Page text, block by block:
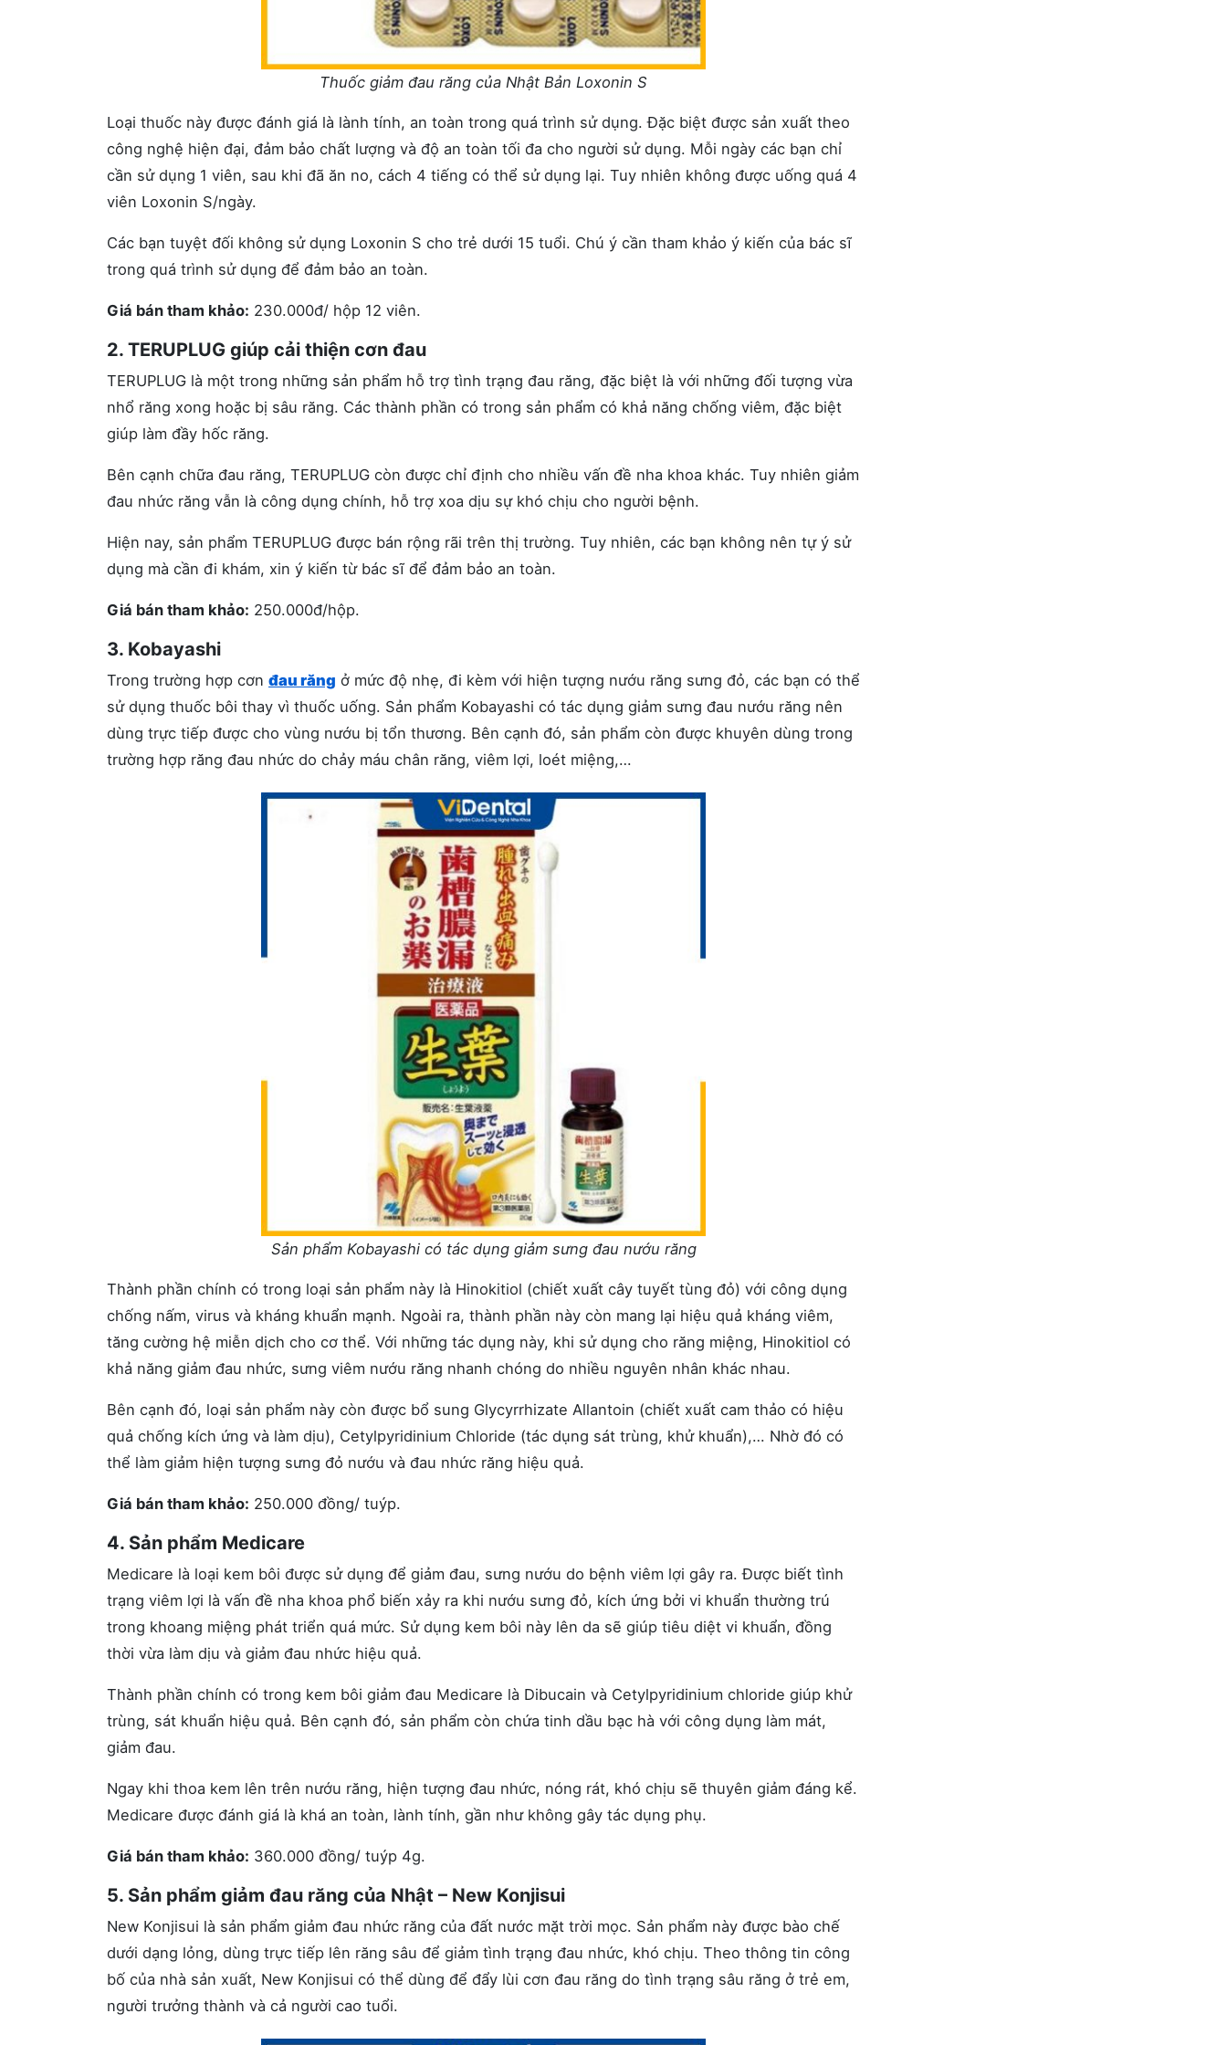
Thuốc giảm đau răng của Nhật Bản Loxonin S
Loại thuốc này được đánh giá là lành tính, an toàn trong quá trình sử dụng. Đặc biệt được sản xuất theo
công nghệ hiện đại, đảm bảo chất lượng và độ an toàn tối đa cho người sử dụng. Mỗi ngày các bạn chỉ
cần sử dụng 1 viên, sau khi đã ăn no, cách 4 tiếng có thể sử dụng lại. Tuy nhiên không được uống quá 4
viên Loxonin S/ngày.
Các bạn tuyệt đối không sử dụng Loxonin S cho trẻ dưới 15 tuổi. Chú ý cần tham khảo ý kiến của bác sĩ
trong quá trình sử dụng để đảm bảo an toàn.
Giá bán tham khảo: 230.000đ/ hộp 12 viên.
2. TERUPLUG giúp cải thiện cơn đau
TERUPLUG là một trong những sản phẩm hỗ trợ tình trạng đau răng, đặc biệt là với những đối tượng vừa
nhổ răng xong hoặc bị sâu răng. Các thành phần có trong sản phẩm có khả năng chống viêm, đặc biệt
giúp làm đầy hốc răng.
Bên cạnh chữa đau răng, TERUPLUG còn được chỉ định cho nhiều vấn đề nha khoa khác. Tuy nhiên giảm
đau nhức răng vẫn là công dụng chính, hỗ trợ xoa dịu sự khó chịu cho người bệnh.
Hiện nay, sản phẩm TERUPLUG được bán rộng rãi trên thị trường. Tuy nhiên, các bạn không nên tự ý sử
dụng mà cần đi khám, xin ý kiến từ bác sĩ để đảm bảo an toàn.
Giá bán tham khảo: 250.000đ/hộp.
3. Kobayashi
Trong trường hợp cơn đau răng ở mức độ nhẹ, đi kèm với hiện tượng nướu răng sưng đỏ, các bạn có thể
sử dụng thuốc bôi thay vì thuốc uống. Sản phẩm Kobayashi có tác dụng giảm sưng đau nướu răng nên
dùng trực tiếp được cho vùng nướu bị tổn thương. Bên cạnh đó, sản phẩm còn được khuyên dùng trong
trường hợp răng đau nhức do chảy máu chân răng, viêm lợi, loét miệng,…
Sản phẩm Kobayashi có tác dụng giảm sưng đau nướu răng
Thành phần chính có trong loại sản phẩm này là Hinokitiol (chiết xuất cây tuyết tùng đỏ) với công dụng
chống nấm, virus và kháng khuẩn mạnh. Ngoài ra, thành phần này còn mang lại hiệu quả kháng viêm,
tăng cường hệ miễn dịch cho cơ thể. Với những tác dụng này, khi sử dụng cho răng miệng, Hinokitiol có
khả năng giảm đau nhức, sưng viêm nướu răng nhanh chóng do nhiều nguyên nhân khác nhau.
Bên cạnh đó, loại sản phẩm này còn được bổ sung Glycyrrhizate Allantoin (chiết xuất cam thảo có hiệu
quả chống kích ứng và làm dịu), Cetylpyridinium Chloride (tác dụng sát trùng, khử khuẩn),… Nhờ đó có
thể làm giảm hiện tượng sưng đỏ nướu và đau nhức răng hiệu quả.
Giá bán tham khảo: 250.000 đồng/ tuýp.
4. Sản phẩm Medicare
Medicare là loại kem bôi được sử dụng để giảm đau, sưng nướu do bệnh viêm lợi gây ra. Được biết tình
trạng viêm lợi là vấn đề nha khoa phổ biến xảy ra khi nướu sưng đỏ, kích ứng bởi vi khuẩn thường trú
trong khoang miệng phát triển quá mức. Sử dụng kem bôi này lên da sẽ giúp tiêu diệt vi khuẩn, đồng
thời vừa làm dịu và giảm đau nhức hiệu quả.
Thành phần chính có trong kem bôi giảm đau Medicare là Dibucain và Cetylpyridinium chloride giúp khử
trùng, sát khuẩn hiệu quả. Bên cạnh đó, sản phẩm còn chứa tinh dầu bạc hà với công dụng làm mát,
giảm đau.
Ngay khi thoa kem lên trên nướu răng, hiện tượng đau nhức, nóng rát, khó chịu sẽ thuyên giảm đáng kể.
Medicare được đánh giá là khá an toàn, lành tính, gần như không gây tác dụng phụ.
Giá bán tham khảo: 360.000 đồng/ tuýp 4g.
5. Sản phẩm giảm đau răng của Nhật – New Konjisui
New Konjisui là sản phẩm giảm đau nhức răng của đất nước mặt trời mọc. Sản phẩm này được bào chế
dưới dạng lỏng, dùng trực tiếp lên răng sâu để giảm tình trạng đau nhức, khó chịu. Theo thông tin công
bố của nhà sản xuất, New Konjisui có thể dùng để đẩy lùi cơn đau răng do tình trạng sâu răng ở trẻ em,
người trưởng thành và cả người cao tuổi.